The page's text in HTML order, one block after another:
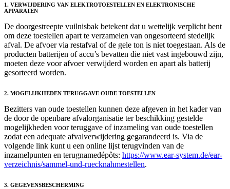
1. VERWIJDERING VAN ELEKTROTOESTELLEN EN ELEKTRONISCHE
APPARATEN
De doorgestreepte vuilnisbak betekent dat u wettelijk verplicht bent
om deze toestellen apart te verzamelen van ongesorteerd stedelijk
afval. De afvoer via restafval of de gele ton is niet toegestaan. Als de
producten batterijen of accu’s bevatten die niet vast ingebouwd zijn,
moeten deze voor afvoer verwijderd worden en apart als batterij
gesorteerd worden.
2. MOGELIJKHEDEN TERUGGAVE OUDE TOESTELLEN
Bezitters van oude toestellen kunnen deze afgeven in het kader van
de door de openbare afvalorganisatie ter beschikking gestelde
mogelijkheden voor teruggave of inzameling van oude toestellen
zodat een adequate afvalverwijdering gegarandeerd is. Via de
volgende link kunt u een online lijst terugvinden van de
inzamelpunten en terugnamedépôts: https://www.ear-system.de/ear-
verzeichnis/sammel-und-ruecknahmestellen.
3. GEGEVENSBESCHERMING